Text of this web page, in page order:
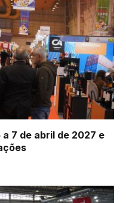
a 7 de abril de 2027 e